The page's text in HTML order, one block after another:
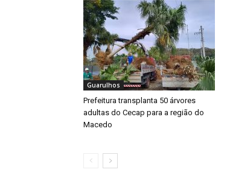
Guarulhos
Prefeitura transplanta 50 árvores
adultas do Cecap para a região do
Macedo